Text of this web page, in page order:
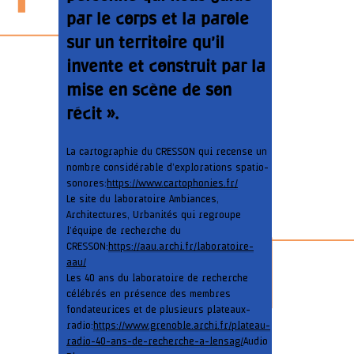
par le corps et la parole
sur un territoire qu’il
invente et construit par la
mise en scène de son
récit ».
La cartographie du CRESSON qui recense un
nombre considérable d’explorations spatio-
sonores: https://www.cartophonies.fr/
Le site du laboratoire Ambiances,
Architectures, Urbanités qui regroupe
l’équipe de recherche du
CRESSON: https://aau.archi.fr/laboratoire-
aau/
Les 40 ans du laboratoire de recherche
célébrés en présence des membres
fondateurices et de plusieurs plateaux-
radio: https://www.grenoble.archi.fr/plateau-
radio-40-ans-de-recherche-a-lensag/Audio